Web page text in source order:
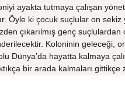
ayakta tutmaya çalışan
Öyle ki çocuk suçlular on sekiz
çıkarılmış genç
Koloninin geleceği,
Dünya’da hayatta kalmaya
bir arada kalmaları gittikçe